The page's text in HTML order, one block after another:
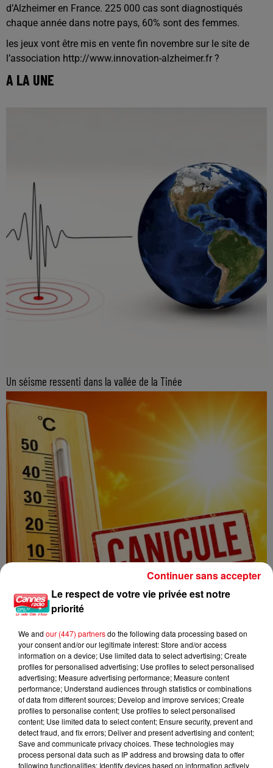
d’Alzheimer en France. 225 000 cas sont diagnostiqués
chaque année dans notre pays, 60% sont des femmes.
les jeux vont être mis en vente fin novembre sur le site de
l’association http://www.innovation-alzheimer.fr ?
A LA UNE
Un séisme ressenti dans la vallée de la Tinée
CANICULE : 12 DÉPARTEMENTS EN VIGILANCE ORANGE CE WEEK-END
Le respect de votre vie privée est notre
priorité
We and our (447) partnersdo the following data processing based on
your consent and/or our legitimate interest: Store and/or access
information on a device; Use limited data to select advertising; Create
profiles for personalised advertising; Use profiles to select personalised
advertising; Measure advertising performance; Measure content
performance; Understand audiences through statistics or combinations
of data from different sources; Develop and improve services; Create
profiles to personalise content; Use profiles to select personalised
content; Use limited data to select content; Ensure security, prevent and
detect fraud, and fix errors; Deliver and present advertising and content;
Save and communicate privacy choices. These technologies may
process personal data such as IP address and browsing data to offer
following functionalities: Identify devices based on information actively
Continuer sans accepter